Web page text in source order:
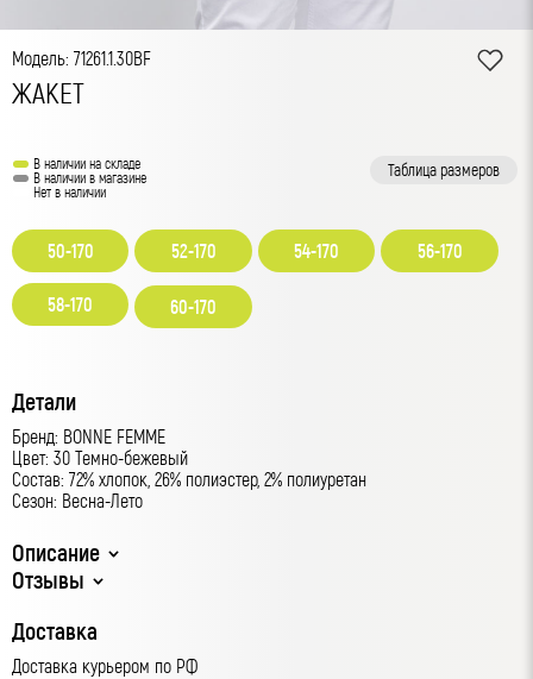
Модель: 71261.1.30BF
ЖАКЕТ
В наличии на складе
В наличии в магазине
Нет в наличии
Таблица размеров
50-170 52-170 54-170 56-170
58-170 60-170
Детали
Бренд: BONNE FEMME
Цвет: 30 Темно-бежевый
Состав: 72% хлопок, 26% полиэстер, 2% полиуретан
Сезон: Весна-Лето
Описание
Отзывы
Доставка
Доставка курьером по РФ